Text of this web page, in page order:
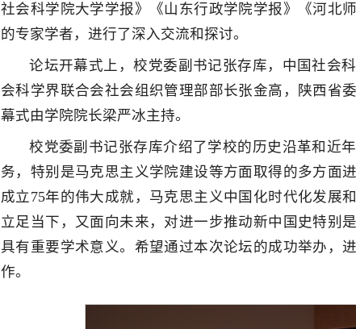
社会科学院大学学报》《山东行政学院学报》《河北
的专家学者，进行了深入交流和探讨。
论坛开幕式上，校党委副书记张存库，中国社会
会科学界联合会社会组织管理部部长张金高，陕西省
幕式由学院院长梁严冰主持。
校党委副书记张存库介绍了学校的历史沿革和近
务，特别是马克思主义学院建设等方面取得的多方面
成立75年的伟大成就，马克思主义中国化时代化发展
立足当下，又面向未来，对进一步推动新中国史特别
具有重要学术意义。希望通过本次论坛的成功举办，
作。